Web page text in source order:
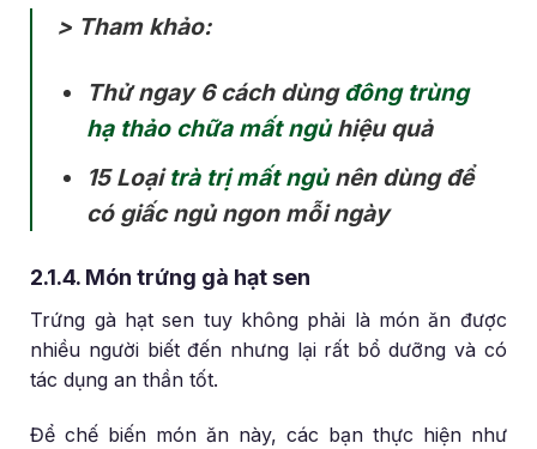
> Tham khảo:
Thử ngay 6 cách dùngđông trùng
hạ thảo chữa mất ngủhiệu quả
15 Loạitrà trị mất ngủnên dùng để
có giấc ngủ ngon mỗi ngày
2.1.4. Món trứng gà hạt sen
Trứng gà hạt sen tuy không phải là món ăn được
nhiều người biết đến nhưng lại rất bổ dưỡng và có
tác dụng an thần tốt.
Để chế biến món ăn này, các bạn thực hiện như